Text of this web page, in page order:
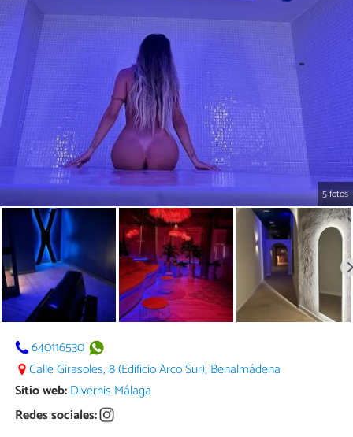
5 fotos
640116530
Calle Girasoles, 8 (Edificio Arco Sur), Benalmádena
Sitio web:Divernis Málaga
Redes sociales: